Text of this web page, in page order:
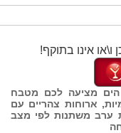
ו\או אינו בתוקף!
מציעה לכם מטבח
ארוחות צהריים עם
ערב משתנות לפי מצב